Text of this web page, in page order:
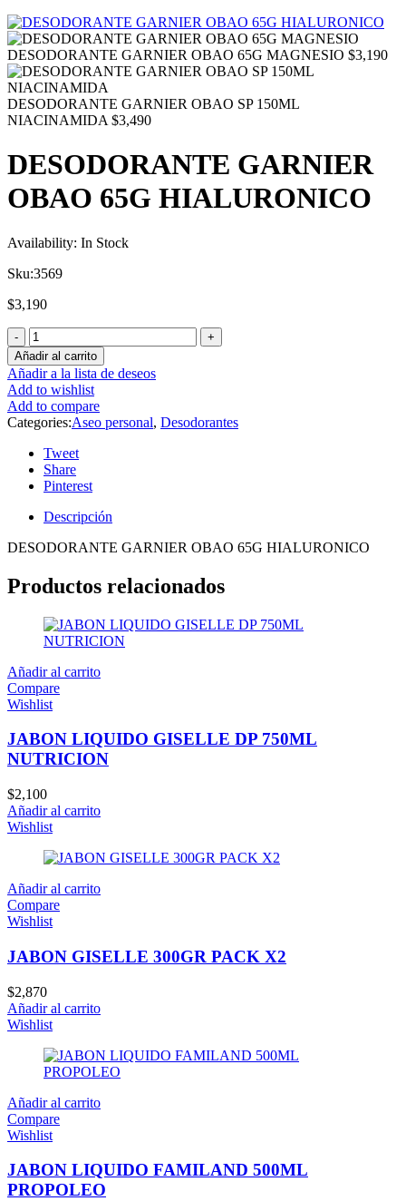
DESODORANTE GARNIER OBAO 65G MAGNESIO $3,190
DESODORANTE GARNIER OBAO SP 150ML
NIACINAMIDA $3,490
DESODORANTE GARNIER
OBAO 65G HIALURONICO
Availability: In Stock
Sku:3569
$3,190
Añadir al carrito
Añadir a la lista de deseos
Add to wishlist
Add to compare
Categories:Aseo personal, Desodorantes
Tweet
Share
Pinterest
Descripción
DESODORANTE GARNIER OBAO 65G HIALURONICO
Productos relacionados
Añadir al carrito
Compare
Wishlist
JABON LIQUIDO GISELLE DP 750ML
NUTRICION
$2,100
Añadir al carrito
Wishlist
Añadir al carrito
Compare
Wishlist
JABON GISELLE 300GR PACK X2
$2,870
Añadir al carrito
Wishlist
Añadir al carrito
Compare
Wishlist
JABON LIQUIDO FAMILAND 500ML
PROPOLEO